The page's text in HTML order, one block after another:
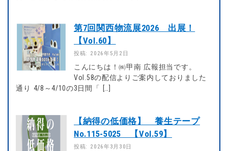
第7回関西物流展2026 出展！
【Vol.60】
投稿: 2026年5月2日
こんにちは！㈱甲南 広報担当です。
Vol.58の配信よりご案内しておりました
通り 4/8～4/10の3日間「 […]
【納得の低価格】 養生テープ
No.115-5025 【Vol.59】
投稿: 2026年3月30日